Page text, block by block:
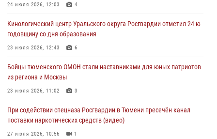
05 августа 2026, 09:56
Военнослужащие Росгвардии сбили дрон-разведчик ВСУ на южном
направлении
05 августа 2026, 05:35
Стальной характер продемонстрировали росгвардейцы в ходе
масштабных спортивных событий на Урале
05 августа 2026, 05:22
24 июля 2026, 12:03 4
Кинологический центр Уральского округа Росгвардии отметил 24-ю
годовщину со дня образования
23 июля 2026, 12:43 6
Бойцы тюменского ОМОН стали наставниками для юных патриотов
из региона и Москвы
23 июля 2026, 11:02 3
При содействии спецназа Росгвардии в Тюмени пресечён канал
поставки наркотических средств (видео)
27 июля 2026, 10:56 1